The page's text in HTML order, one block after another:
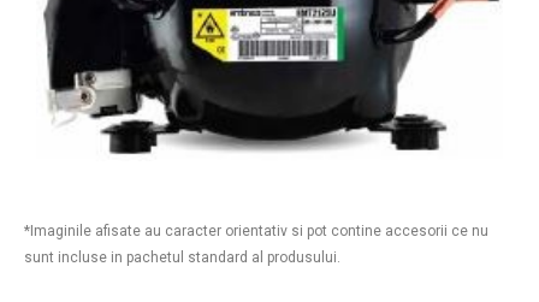
*Imaginile afisate au caracter orientativ si pot contine accesorii ce nu
sunt incluse in pachetul standard al produsului.